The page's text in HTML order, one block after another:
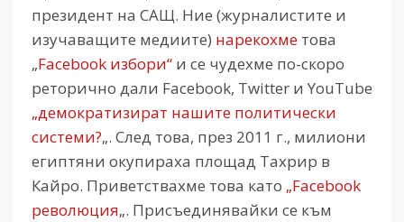
президент на САЩ. Ние (журналистите и
изучаващите медиите) нарекохме това
„Facebook избори“ и се чудехме по-скоро
реторично дали Facebook, Twitter и YouTube
„демократизират нашите политически
системи?„. След това, през 2011 г., милиони
египтяни окупираха площад Тахрир в
Кайро. Приветствахме това като „Facebook
революция„. Присъединявайки се към